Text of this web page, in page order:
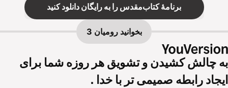
برنامهٔ کتاب‌مقدس را به رایگان دانلود کنید
بخوانید رومیان 3
به چالش کشیدن و تشویق هر روزه شما برای
ایجاد رابطه صمیمی تر با خدا .